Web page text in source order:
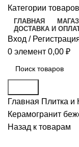
Категории товаров
ГЛАВНАЯ
ДОСТАВКА И
Вход /
0 элемент 0,00 ₽
Главная Плитка и
Керамогранит
Назад к товарам